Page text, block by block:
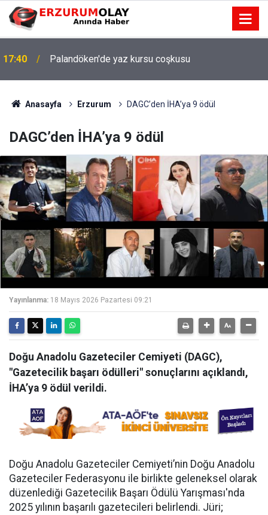
17:40 Palandöken'de yaz kursu coşkusu
Anasayfa Erzurum DAGC’den İHA’ya 9 ödül
DAGC’den İHA’ya 9 ödül
Yayınlanma: 18 Mayıs 2026 Pazartesi 09:21
Doğu Anadolu Gazeteciler Cemiyeti (DAGC),
"Gazetecilik başarı ödülleri" sonuçlarını açıklandı,
İHA’ya 9 ödül verildi.
Doğu Anadolu Gazeteciler Cemiyeti’nin Doğu Anadolu
Gazeteciler Federasyonu ile birlikte geleneksel olarak
düzenlediği Gazetecilik Başarı Ödülü Yarışması'nda
2025 yılının başarılı gazetecileri belirlendi. Jüri;